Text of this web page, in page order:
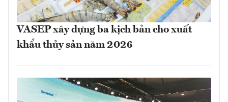
VASEP xây dựng ba kịch bản cho xuất
khẩu thủy sản năm 2026